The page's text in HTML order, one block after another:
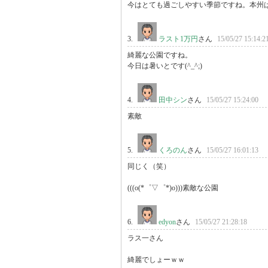
今はとても過ごしやすい季節ですね。本州
3. ラスト1万円 さん
15/05/27 15:14:21
綺麗な公園ですね。
今日は暑いとです(^_^;)
4. 田中シンさん
15/05/27 15:24:00
素敵
5. くろのんさん
15/05/27 16:01:13
同じく（笑）
(((o(*゜▽゜*)o)))素敵な公園
6. edyonさん
15/05/27 21:28:18
ラス一さん
綺麗でしょーｗｗ